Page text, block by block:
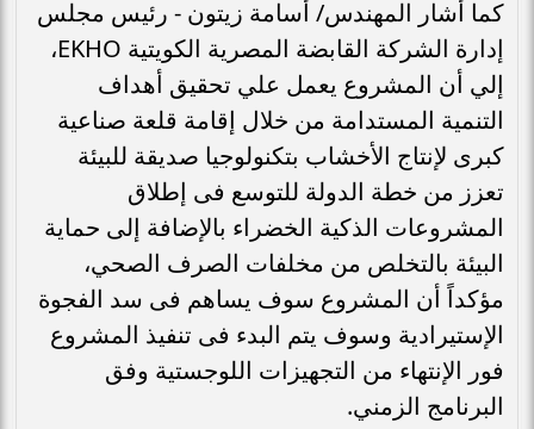
كما أشار المهندس/ أسامة زيتون - رئيس مجلس
إدارة الشركة القابضة المصرية الكويتية EKHO،
إلي أن المشروع يعمل علي تحقيق أهداف
التنمية المستدامة من خلال إقامة قلعة صناعية
كبرى لإنتاج الأخشاب بتكنولوجيا صديقة للبيئة
تعزز من خطة الدولة للتوسع فى إطلاق
المشروعات الذكية الخضراء بالإضافة إلى حماية
البيئة بالتخلص من مخلفات الصرف الصحي،
مؤكداً أن المشروع سوف يساهم فى سد الفجوة
الإستيرادية وسوف يتم البدء فى تنفيذ المشروع
فور الإنتهاء من التجهيزات اللوجستية وفق
البرنامج الزمني.